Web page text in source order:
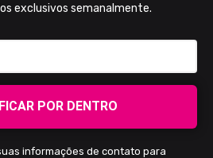
exclusivos semanalmente.
POR DENTRO
informações de contato para